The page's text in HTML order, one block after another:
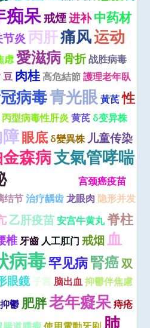
痴呆戒煙进补中药材
炎丙肝痛风运动
虑愛滋病骨折战胜病毒
豆 肉桂 高危結節 護理老年臥
病毒青光眼 黃芪 性
丙型病毒性肝炎 黄芪 δ变异株
眼底 δ變異株儿童传染
森病支氣管哮喘
宫颈癌疫苗
结节 治疗龋齿 龙眼肉 隐形并发
乙肝疫苗 安宫牛黄丸脊柱
椎牙齒 人工肛门 戒烟血
病毒罕见病腎癌双
眼鏡子宫 脑出血 抑鬱伴焦慮
抑鬱 肥胖老年癡呆痔疮